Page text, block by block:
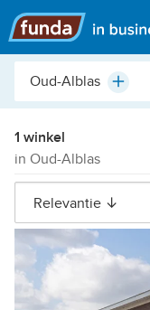
Hoofdmenu
Plaats,
etc.
Plus
1 winkel
in Oud-Alblas